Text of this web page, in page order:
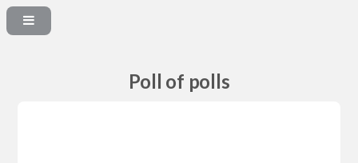
Poll of polls